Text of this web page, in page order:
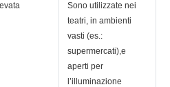
Sono utilizzate nei
teatri, in ambienti
vasti (es.:
supermercati),e
aperti per
l’illuminazione